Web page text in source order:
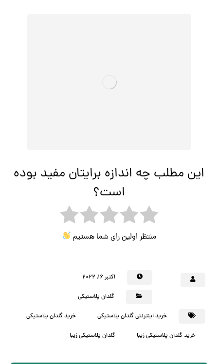
این مطلب چه اندازه برایتان مفید بوده
است؟
منتظر اولین رای شما هستیم
اکتبر ۱۶, ۲۰۲۲
گلدان پلاستیکی
خرید اینترنتی گلدان پلاستیکی خرید گلدان پلاستیکی
خرید گلدان پلاستیکی زیبا گلدان پلاستیکی زیبا